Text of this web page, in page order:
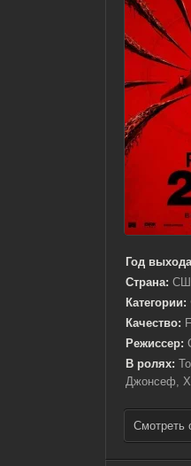
Год
Страна:
Категории:
Качество:
Режиссер:
В ролях:
Джонсеф,
Смотреть